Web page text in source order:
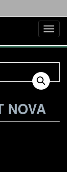
NOVA